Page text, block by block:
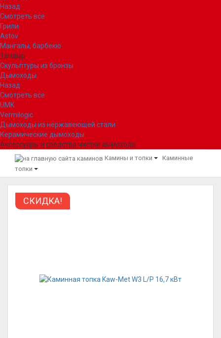
Назад
Смотреть все
Грили
Astov
Мангалы, барбекю
Тандыр
Скульптуры из бронзы
Дымоходы
Назад
Смотреть все
UMK
Vermilogic
Дымоходы из нержавеющей стали
Керамические дымоходы
Аксессуары и средства чистки дымохода
Камины и топки
Каминные
топки
СКИДКА!